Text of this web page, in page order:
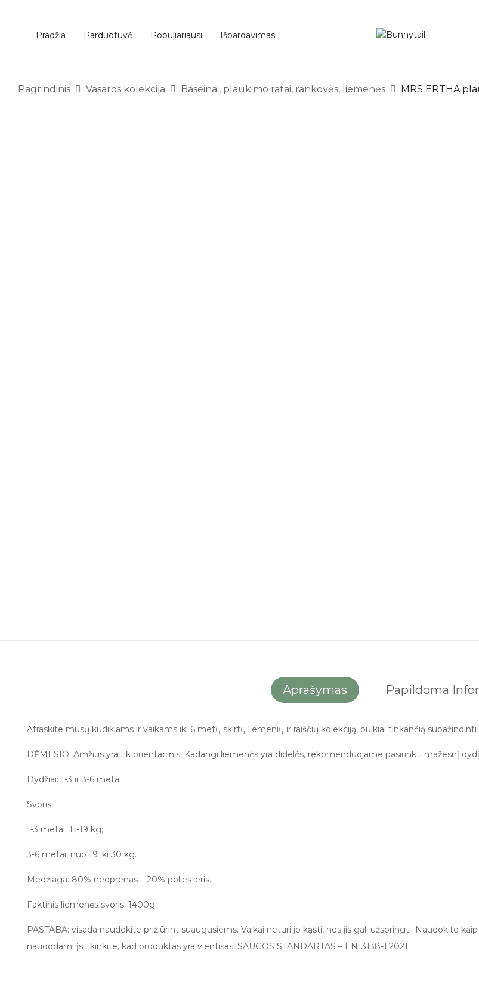
Pradžia Parduotuvė Populiariausi Išpardavimas
Pagrindinis Vasaros kolekcija Baseinai, plaukimo ratai, rankovės, liemenės MRS ERTHA
Aprašymas Papildoma
Atraskite mūsų kūdikiams ir vaikams iki 6 metų skirtų liemenių ir raiščių kolekciją, puikiai tinkančią
DĖMESIO: Amžius yra tik orientacinis. Kadangi liemenės yra didelės, rekomenduojame pasirinkti mažesnį
Dydžiai: 1-3 ir 3-6 metai.
Svoris:
1-3 metai: 11-19 kg;
3-6 metai: nuo 19 iki 30 kg.
Medžiaga: 80% neoprenas – 20% poliesteris.
Faktinis liemenės svoris: 1400g.
PASTABA: visada naudokite prižiūrint suaugusiems. Vaikai neturi jo kąsti, nes jis gali užspringti. Naudokite
naudodami įsitikinkite, kad produktas yra vientisas. SAUGOS STANDARTAS – EN13138-1:2021